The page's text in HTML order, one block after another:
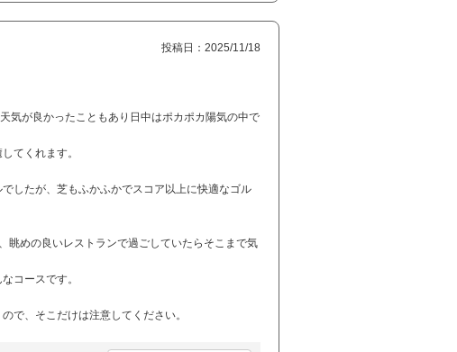
投稿日：2025/11/18
気が良かったこともあり日中はポカポカ陽気の中で
てくれます。
したが、芝もふかふかでスコア以上に快適なゴル
眺めの良いレストランで過ごしていたらそこまで気
コースです。
で、そこだけは注意してください。